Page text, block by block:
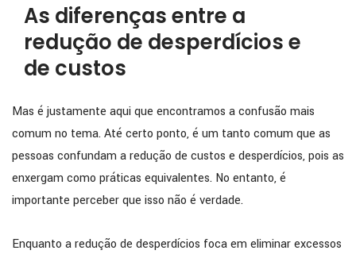
As diferenças entre a
redução de desperdícios e
de custos
Mas é justamente aqui que encontramos a confusão mais
comum no tema. Até certo ponto, é um tanto comum que as
pessoas confundam a redução de custos e desperdícios, pois as
enxergam como práticas equivalentes. No entanto, é
importante perceber que isso não é verdade.
Enquanto a redução de desperdícios foca em eliminar excessos